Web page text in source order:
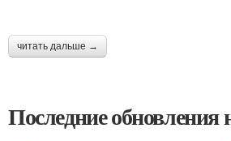
читать дальше →
Последние обновления